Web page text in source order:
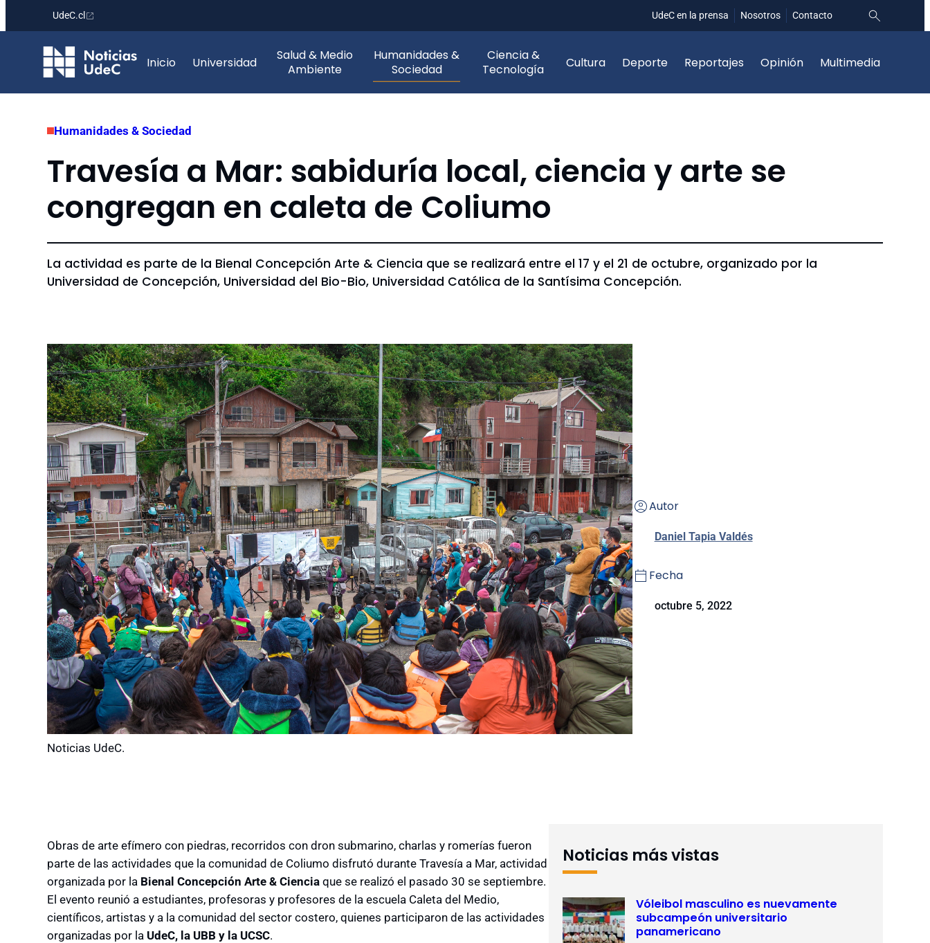
contenido
UdeC.cl UdeC en la prensa Nosotros Contacto
Inicio Universidad
Salud & Medio
Ambiente
Humanidades &
Sociedad
Ciencia &
Tecnología
Cultura Deporte Reportajes Opinión Multimedia
Humanidades & Sociedad
Travesía a Mar: sabiduría local, ciencia y arte se
congregan en caleta de Coliumo
La actividad es parte de la Bienal Concepción Arte & Ciencia que se realizará entre el 17 y el 21 de octubre, organizado por la
Universidad de Concepción, Universidad del Bio-Bio, Universidad Católica de la Santísima Concepción.
Noticias UdeC.
Autor
Daniel Tapia Valdés
Fecha
octubre 5, 2022
Obras de arte efímero con piedras, recorridos con dron submarino, charlas y romerías fueron
parte de las actividades que la comunidad de Coliumo disfrutó durante Travesía a Mar, actividad
organizada por la Bienal Concepción Arte & Ciencia que se realizó el pasado 30 se septiembre.
El evento reunió a estudiantes, profesoras y profesores de la escuela Caleta del Medio,
científicos, artistas y a la comunidad del sector costero, quienes participaron de las actividades
organizadas por la UdeC, la UBB y la UCSC.
Noticias más vistas
Vóleibol masculino es nuevamente
subcampeón universitario
panamericano